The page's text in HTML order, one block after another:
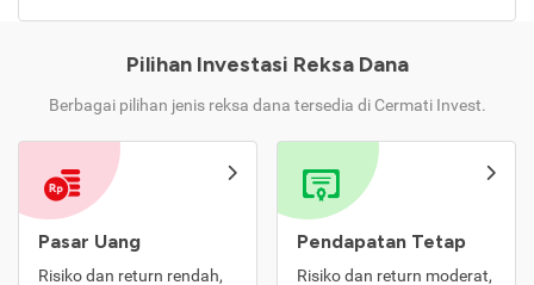
Pilihan Investasi Reksa Dana
Berbagai pilihan jenis reksa dana tersedia di Cermati Invest.
Pasar Uang
Risiko dan return rendah,
Pendapatan Tetap
Risiko dan return moderat,